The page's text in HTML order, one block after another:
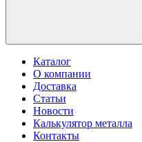
Каталог
О компании
Доставка
Статьи
Новости
Калькулятор металла
Контакты